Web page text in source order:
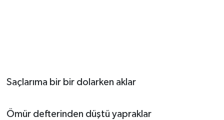
Saçlarıma bir bir dolarken aklar
Ömür defterinden düştü yapraklar